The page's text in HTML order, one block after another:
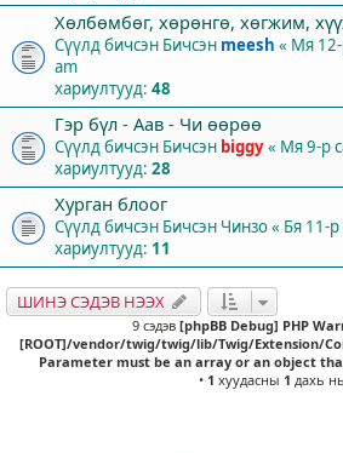
Хөлбөмбөг, хөрөнгө, хөгжим,
Сүүлд бичсэн Бичсэн meesh « Мя
am
хариултууд: 48
Гэр бүл - Аав - Чи өөрөө
Сүүлд бичсэн Бичсэн biggy« Мя 9-р
хариултууд: 28
Хурган блоог
Сүүлд бичсэн Бичсэн Чинзо« Бя 11-
хариултууд: 11
ШИНЭ СЭДЭВ НЭЭХ
9 сэдэв [phpBB Debug] PHP
[ROOT]/vendor/twig/twig/lib/Twig/Extension/
Parameter must be an array or an object
• 1 хуудасны 1 дахь нь